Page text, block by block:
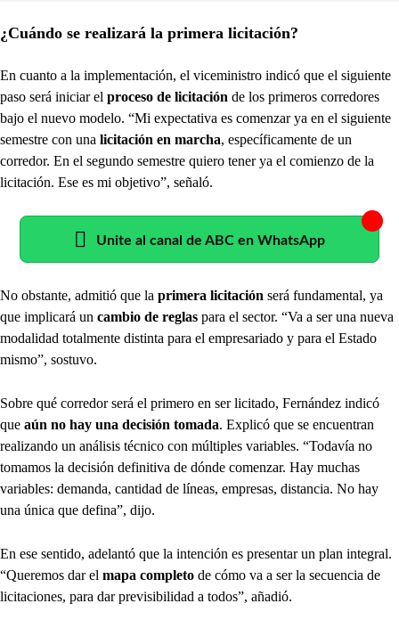
¿Cuándo se realizará la primera licitación?
En cuanto a la implementación, el viceministro indicó que el siguiente
paso será iniciar el proceso de licitación de los primeros corredores
bajo el nuevo modelo. “Mi expectativa es comenzar ya en el siguiente
semestre con una licitación en marcha, específicamente de un
corredor. En el segundo semestre quiero tener ya el comienzo de la
licitación. Ese es mi objetivo”, señaló.
Unite al canal de ABC en WhatsApp
No obstante, admitió que la primera licitación será fundamental, ya
que implicará un cambio de reglas para el sector. “Va a ser una nueva
modalidad totalmente distinta para el empresariado y para el Estado
mismo”, sostuvo.
Sobre qué corredor será el primero en ser licitado, Fernández indicó
que aún no hay una decisión tomada. Explicó que se encuentran
realizando un análisis técnico con múltiples variables. “Todavía no
tomamos la decisión definitiva de dónde comenzar. Hay muchas
variables: demanda, cantidad de líneas, empresas, distancia. No hay
una única que defina”, dijo.
En ese sentido, adelantó que la intención es presentar un plan integral.
“Queremos dar el mapa completo de cómo va a ser la secuencia de
licitaciones, para dar previsibilidad a todos”, añadió.